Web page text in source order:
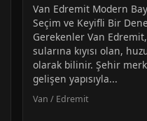
Van Edremit Modern
Seçim ve Keyifli Bir
Gerekenler Van
sularına kıyısı olan,
olarak bilinir. Şehir
gelişen yapısıyla...
Van / Edremit